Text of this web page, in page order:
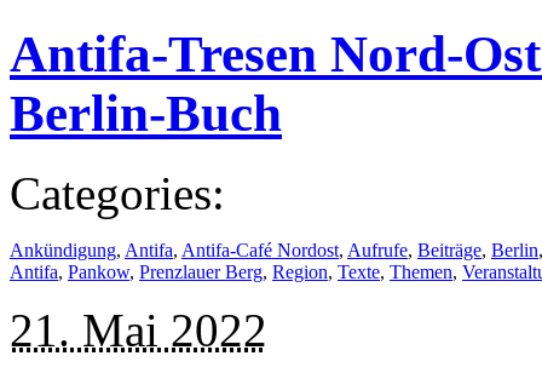
Antifa-Tresen Nord-
Berlin-Buch
Categories:
Ankündigung, Antifa, Antifa-Café Nordost, Aufrufe, Beiträge, Berlin
Antifa, Pankow, Prenzlauer Berg, Region, Texte, Themen,
21. Mai 2022